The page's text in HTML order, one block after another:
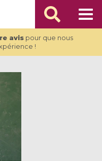
avispour que nous
!